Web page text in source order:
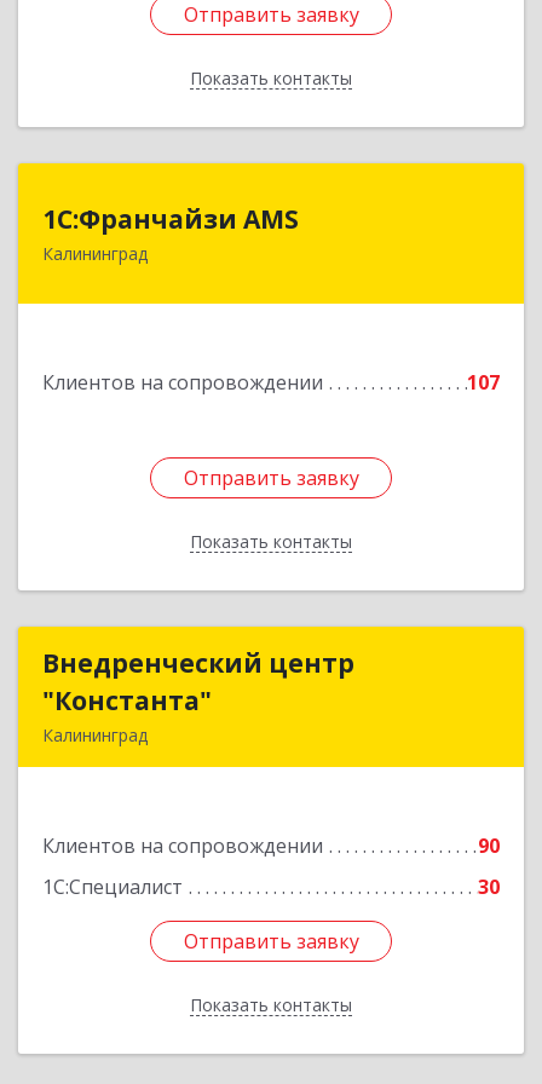
Отправить заявку
Показать контакты
Отправить заявку
Назад
1С:Франчайзи AMS
Калининград
Клиентов на сопровождении 107
Отправить заявку
Показать контакты
238325, Калининградская обл, Гурьевский р-н,
Отправить заявку
Назад
Внедренческий центр
"Константа"
Калининград
Клиентов на сопровождении
90
1С:Специалист
30
Отправить заявку
Показать контакты
Внедренческий центр
Подробнее
Отправить заявку
Назад